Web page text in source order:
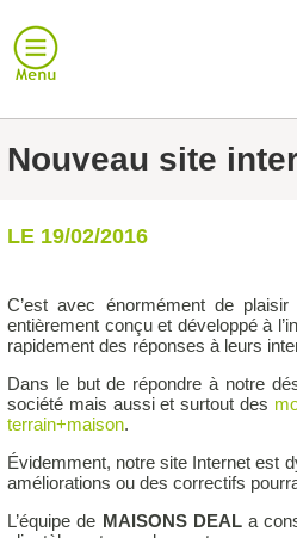
Nouveau site
LE 19/02/2016
C’est avec énormément de
entièrement conçu et développé à
rapidement des réponses à leurs
Dans le but de répondre à notre
société mais aussi et surtout des
terrain+maison.
Évidemment, notre site Internet est
améliorations ou des correctifs
L’équipe de MAISONS DEALa